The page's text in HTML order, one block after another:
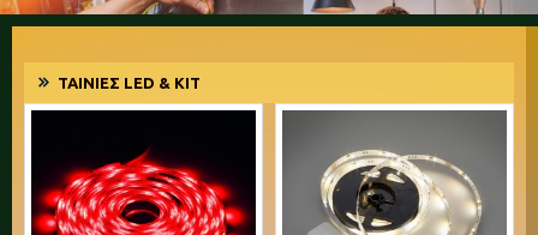
ΤΑΙΝΊΕΣ LED & ΚΙΤ